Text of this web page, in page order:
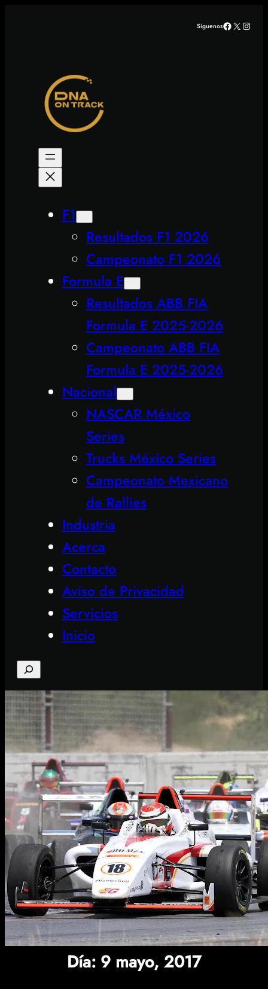
SíguenosFacebook
X
F1
Resultados F1 2026
Campeonato F1 2026
Formula E
Resultados ABB FIA
Formula E 2025-2026
Campeonato ABB FIA
Formula E 2025-2026
Nacional
NASCAR México
Series
Trucks México Series
Campeonato Mexicano
de Rallies
Industria
Acerca
Contacto
Aviso de Privacidad
Servicios
Inicio
Search
Día: 9 mayo, 2017